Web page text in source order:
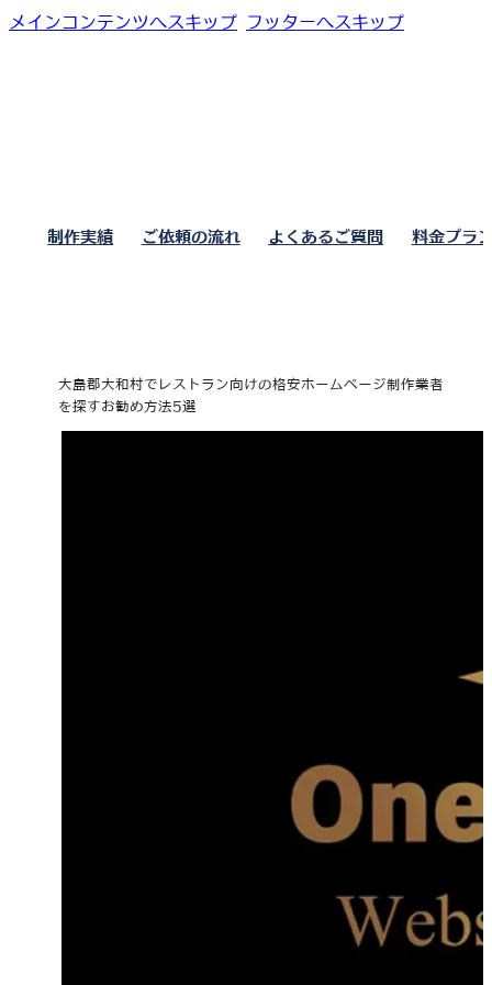
メインコンテンツへスキップ フッターへスキップ
制作実績 ご依頼の流れ よくあるご質問 料金プラ
大島郡大和村でレストラン向けの格安ホームページ制作業者
を探すお勧め方法5選